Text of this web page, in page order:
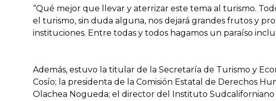
“Qué mejor que llevar y aterrizar este tema al turismo.
el turismo, sin duda alguna, nos dejará grandes frutos y
instituciones. Entre todas y todos hagamos un paraíso
Además, estuvo la titular de la Secretaría de Turismo y
Cosío; la presidenta de la Comisión Estatal de Derechos
Olachea Nogueda; el director del Instituto Sudcaliforniano